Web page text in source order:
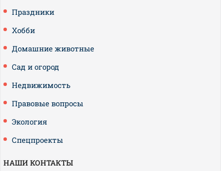
Праздники
Хобби
Домашние животные
Сад и огород
Недвижимость
Правовые вопросы
Экология
Спецпроекты
НАШИ КОНТАКТЫ